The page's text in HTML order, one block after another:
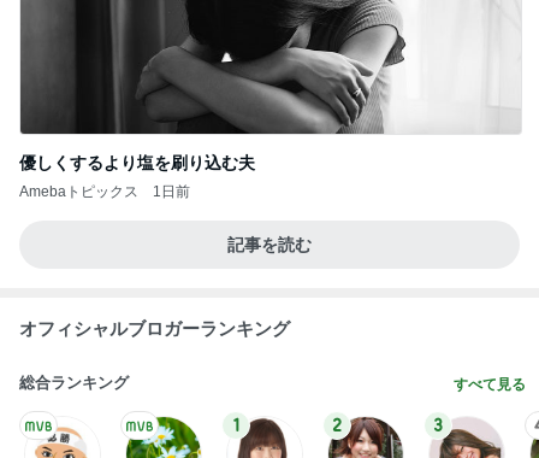
優しくするより塩を刷り込む夫
Amebaトピックス 1日前
記事を読む
オフィシャルブロガーランキング
総合ランキング すべて見る
1 2 3